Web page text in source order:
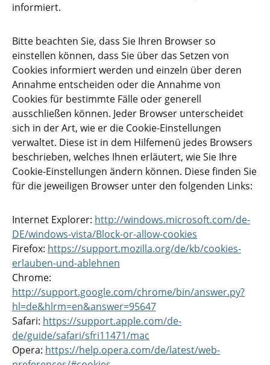
informiert.
Bitte beachten Sie, dass Sie Ihren Browser so
einstellen können, dass Sie über das Setzen von
Cookies informiert werden und einzeln über deren
Annahme entscheiden oder die Annahme von
Cookies für bestimmte Fälle oder generell
ausschließen können. Jeder Browser unterscheidet
sich in der Art, wie er die Cookie-Einstellungen
verwaltet. Diese ist in dem Hilfemenü jedes Browsers
beschrieben, welches Ihnen erläutert, wie Sie Ihre
Cookie-Einstellungen ändern können. Diese finden Sie
für die jeweiligen Browser unter den folgenden Links:
Internet Explorer: http://windows.microsoft.com/de-
DE/windows-vista/Block-or-allow-cookies
Firefox: https://support.mozilla.org/de/kb/cookies-
erlauben-und-ablehnen
Chrome:
http://support.google.com/chrome/bin/answer.py?
hl=de&hlrm=en&answer=95647
Safari: https://support.apple.com/de-
de/guide/safari/sfri11471/mac
Opera: https://help.opera.com/de/latest/web-